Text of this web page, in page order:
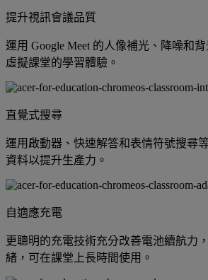
提升視訊會議品質
運用 Google Meet 的人像補光、降噪和
虛擬課堂的學習體驗。
直覺式搜尋
運用啟動器、快速解答和表情符號搜尋
資料以提升生產力。
自適應充電
更聰明的充電技術充分改善電池續航力
緒，可在課堂上長時間使用。